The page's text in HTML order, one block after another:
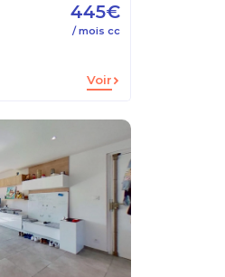
445€
/ mois cc
Voir